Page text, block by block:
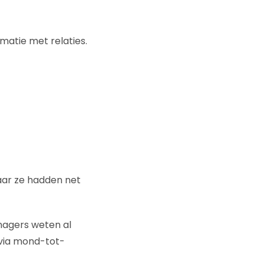
met relaties.
ze hadden net
weten al
mond-tot-